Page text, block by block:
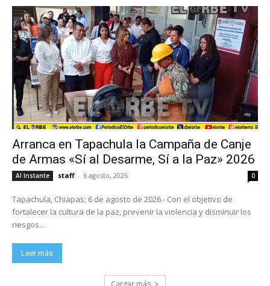
Arranca en Tapachula la Campaña de Canje
de Armas «Sí al Desarme, Sí a la Paz» 2026
Al Instante staff - 6 agosto, 2026 0
Tapachula, Chiapas; 6 de agosto de 2026.- Con el objetivo de
fortalecer la cultura de la paz, prevenir la violencia y disminuir los
riesgos...
Leer más
Cargar más